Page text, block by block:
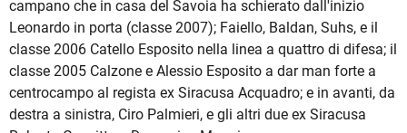
campano che in casa del Savoia ha schierato dall'inizio
Leonardo in porta (classe 2007); Faiello, Baldan, Suhs, e il
classe 2006 Catello Esposito nella linea a quattro di difesa; il
classe 2005 Calzone e Alessio Esposito a dar man forte a
centrocampo al regista ex Siracusa Acquadro; e in avanti, da
destra a sinistra, Ciro Palmieri, e gli altri due ex Siracusa